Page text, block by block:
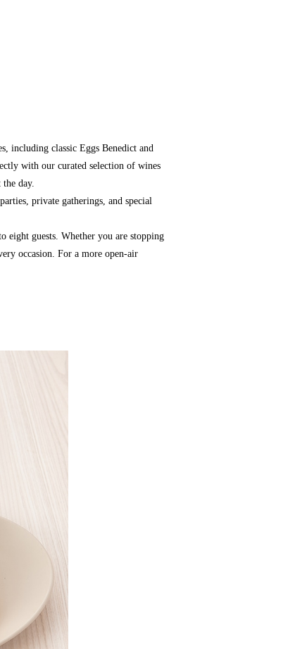
including classic Eggs Benedict and
with our curated selection of wines
day.
private gatherings, and special
eight guests. Whether you are stopping
occasion. For a more open-air